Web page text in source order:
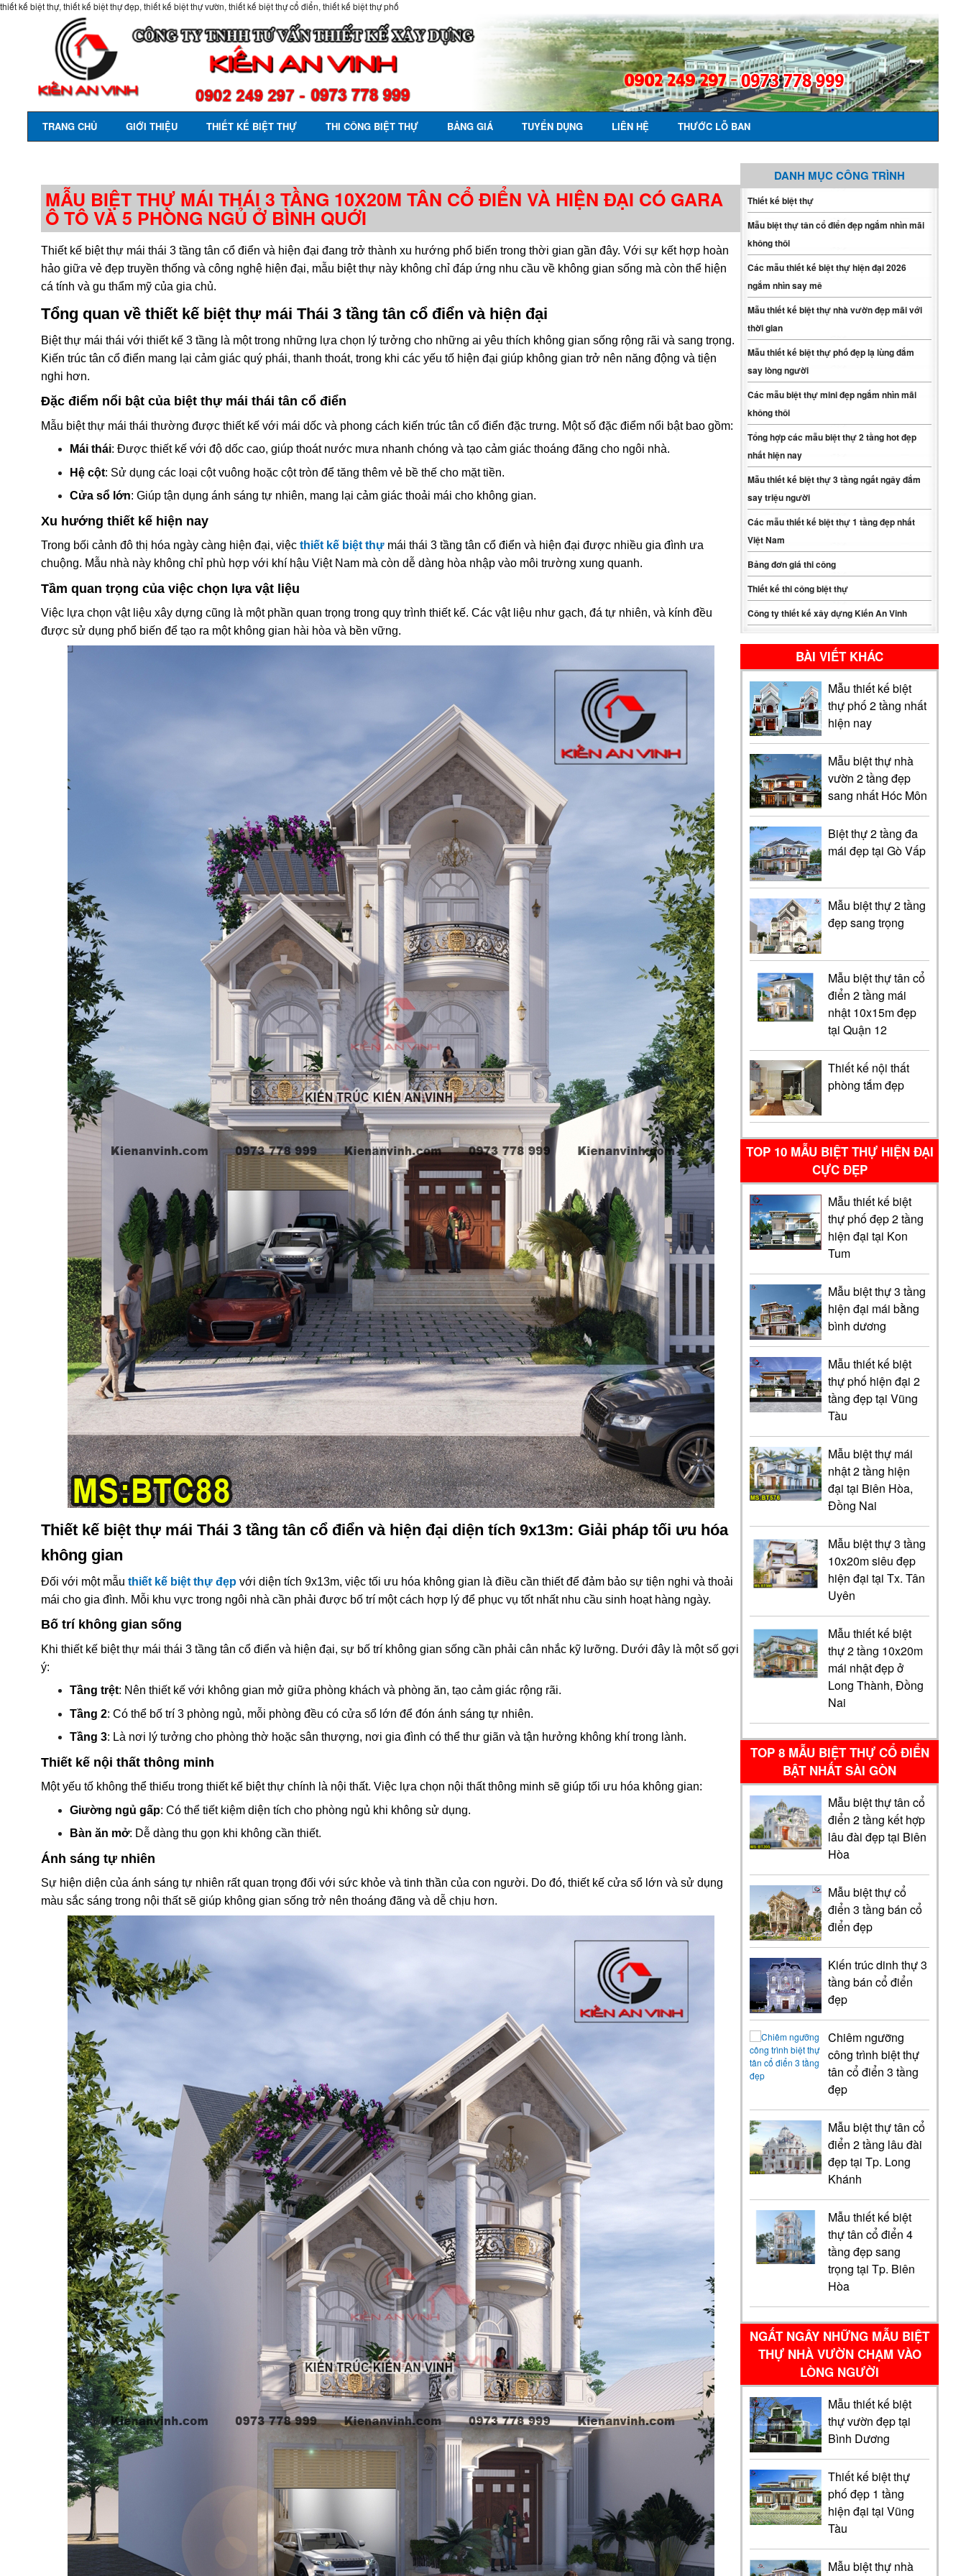
thiết kế biệt thự, thiết kế biệt thự đẹp, thiết kế biệt thự vườn, thiết kế biệt thự cổ điển, thiết kế biệt thự phố
TRANG CHỦ GIỚI THIỆU THIẾT KẾ BIỆT THỰ THI CÔNG BIỆT THỰ BẢNG GIÁ TUYỂN DỤNG LIÊN HỆ THƯỚC LỖ BAN
DANH MỤC CÔNG TRÌNH
Thiết kế biệt thự
Mẫu biệt thự tân cổ điển đẹp ngắm nhìn mãi
không thôi
Các mẫu thiết kế biệt thự hiện đại 2026
ngắm nhìn say mê
Mẫu thiết kế biệt thự nhà vườn đẹp mãi với
thời gian
Mẫu thiết kế biệt thự phố đẹp lạ lùng đắm
say lòng người
Các mẫu biệt thự mini đẹp ngắm nhìn mãi
không thôi
Tổng hợp các mẫu biệt thự 2 tầng hot đẹp
nhất hiện nay
Mẫu thiết kế biệt thự 3 tầng ngất ngây đắm
say triệu người
Các mẫu thiết kế biệt thự 1 tầng đẹp nhất
Việt Nam
Bảng đơn giá thi công
Thiết kế thi công biệt thự
Công ty thiết kế xây dựng Kiến An Vinh
BÀI VIẾT KHÁC
Mẫu thiết kế biệt
thự phố 2 tầng nhất
hiện nay
Mẫu biệt thự nhà
vườn 2 tầng đẹp
sang nhất Hóc Môn
Biệt thự 2 tầng đa
mái đẹp tại Gò Vấp
Mẫu biệt thự 2 tầng
đẹp sang trọng
Mẫu biệt thự tân cổ
điển 2 tầng mái
nhật 10x15m đẹp
tại Quận 12
Thiết kế nội thất
phòng tắm đẹp
TOP 10 MẪU BIỆT THỰ HIỆN ĐẠI
CỰC ĐẸP
Mẫu thiết kế biệt
thự phố đẹp 2 tầng
hiện đại tại Kon
Tum
Mẫu biệt thự 3 tầng
hiện đại mái bằng
bình dương
Mẫu thiết kế biệt
thự phố hiện đại 2
tầng đẹp tại Vũng
Tàu
Mẫu biệt thự mái
nhật 2 tầng hiện
đại tại Biên Hòa,
Đồng Nai
Mẫu biệt thự 3 tầng
10x20m siêu đẹp
hiện đại tại Tx. Tân
Uyên
Mẫu thiết kế biệt
thự 2 tầng 10x20m
mái nhật đẹp ở
Long Thành, Đồng
Nai
TOP 8 MẪU BIỆT THỰ CỔ ĐIỂN
BẬT NHẤT SÀI GÒN
Mẫu biệt thự tân cổ
điển 2 tầng kết hợp
lâu đài đẹp tại Biên
Hòa
Mẫu biệt thự cổ
điển 3 tầng bán cổ
điển đẹp
Kiến trúc dinh thự 3
tầng bán cổ điển
đẹp
Chiêm ngưỡng
công trình biệt thự
tân cổ điển 3 tầng
đẹp
Mẫu biệt thự tân cổ
điển 2 tầng lâu đài
đẹp tại Tp. Long
Khánh
Mẫu thiết kế biệt
thự tân cổ điển 4
tầng đẹp sang
trọng tại Tp. Biên
Hòa
NGẤT NGÂY NHỮNG MẪU BIỆT
THỰ NHÀ VƯỜN CHẠM VÀO
LÒNG NGƯỜI
Mẫu thiết kế biệt
thự vườn đẹp tại
Bình Dương
Thiết kế biệt thự
phố đẹp 1 tầng
hiện đại tại Vũng
Tàu
Mẫu biệt thự nhà
MẪU BIỆT THỰ MÁI THÁI 3 TẦNG 10X20M TÂN CỔ ĐIỂN VÀ HIỆN ĐẠI CÓ GARA
Ô TÔ VÀ 5 PHÒNG NGỦ Ở BÌNH QUỚI
Thiết kế biệt thự mái thái 3 tầng tân cổ điển và hiện đại đang trở thành xu hướng phổ biến trong thời gian gần đây. Với sự kết hợp hoàn
hảo giữa vẻ đẹp truyền thống và công nghệ hiện đại, mẫu biệt thự này không chỉ đáp ứng nhu cầu về không gian sống mà còn thể hiện
cá tính và gu thẩm mỹ của gia chủ.
Tổng quan về thiết kế biệt thự mái Thái 3 tầng tân cổ điển và hiện đại
Biệt thự mái thái với thiết kế 3 tầng là một trong những lựa chọn lý tưởng cho những ai yêu thích không gian sống rộng rãi và sang trọng.
Kiến trúc tân cổ điển mang lại cảm giác quý phái, thanh thoát, trong khi các yếu tố hiện đại giúp không gian trở nên năng động và tiện
nghi hơn.
Đặc điểm nổi bật của biệt thự mái thái tân cổ điển
Mẫu biệt thự mái thái thường được thiết kế với mái dốc và phong cách kiến trúc tân cổ điển đặc trưng. Một số đặc điểm nổi bật bao gồm:
Mái thái: Được thiết kế với độ dốc cao, giúp thoát nước mưa nhanh chóng và tạo cảm giác thoáng đãng cho ngôi nhà.
Hệ cột: Sử dụng các loại cột vuông hoặc cột tròn để tăng thêm vẻ bề thế cho mặt tiền.
Cửa sổ lớn: Giúp tận dụng ánh sáng tự nhiên, mang lại cảm giác thoải mái cho không gian.
Xu hướng thiết kế hiện nay
Trong bối cảnh đô thị hóa ngày càng hiện đại, việcthiết kế biệt thự mái thái 3 tầng tân cổ điển và hiện đại được nhiều gia đình ưa
chuộng. Mẫu nhà này không chỉ phù hợp với khí hậu Việt Nam mà còn dễ dàng hòa nhập vào môi trường xung quanh.
Tầm quan trọng của việc chọn lựa vật liệu
Việc lựa chọn vật liệu xây dựng cũng là một phần quan trọng trong quy trình thiết kế. Các vật liệu như gạch, đá tự nhiên, và kính đều
được sử dụng phổ biến để tạo ra một không gian hài hòa và bền vững.
Thiết kế biệt thự mái Thái 3 tầng tân cổ điển và hiện đại diện tích 9x13m: Giải pháp tối ưu hóa
không gian
Đối với một mẫuthiết kế biệt thự đẹp với diện tích 9x13m, việc tối ưu hóa không gian là điều cần thiết để đảm bảo sự tiện nghi và thoải
mái cho gia đình. Mỗi khu vực trong ngôi nhà cần phải được bố trí một cách hợp lý để phục vụ tốt nhất nhu cầu sinh hoạt hàng ngày.
Bố trí không gian sống
Khi thiết kế biệt thự mái thái 3 tầng tân cổ điển và hiện đại, sự bố trí không gian sống cần phải cân nhắc kỹ lưỡng. Dưới đây là một số gợi
ý:
Tầng trệt: Nên thiết kế với không gian mở giữa phòng khách và phòng ăn, tạo cảm giác rộng rãi.
Tầng 2: Có thể bố trí 3 phòng ngủ, mỗi phòng đều có cửa sổ lớn để đón ánh sáng tự nhiên.
Tầng 3: Là nơi lý tưởng cho phòng thờ hoặc sân thượng, nơi gia đình có thể thư giãn và tận hưởng không khí trong lành.
Thiết kế nội thất thông minh
Một yếu tố không thể thiếu trong thiết kế biệt thự chính là nội thất. Việc lựa chọn nội thất thông minh sẽ giúp tối ưu hóa không gian:
Giường ngủ gấp: Có thể tiết kiệm diện tích cho phòng ngủ khi không sử dụng.
Bàn ăn mở: Dễ dàng thu gọn khi không cần thiết.
Ánh sáng tự nhiên
Sự hiện diện của ánh sáng tự nhiên rất quan trọng đối với sức khỏe và tinh thần của con người. Do đó, thiết kế cửa sổ lớn và sử dụng
màu sắc sáng trong nội thất sẽ giúp không gian sống trở nên thoáng đãng và dễ chịu hơn.